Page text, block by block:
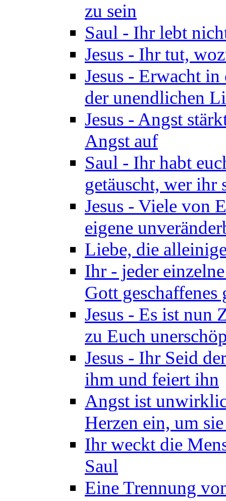
zu sein
Saul - Ihr lebt
Jesus - Ihr tut,
Jesus - Erwacht
der unendlichen
Jesus - Angst
Angst auf
Saul - Ihr habt
getäuscht, wer ihr
Jesus - Viele von
eigene
Liebe, die
Ihr - jeder
Gott
Jesus - Es ist nun
zu Euch
Jesus - Ihr Seid
ihm und feiert ihn
Angst ist
Herzen ein, um
Ihr weckt die
Saul
Eine Trennung